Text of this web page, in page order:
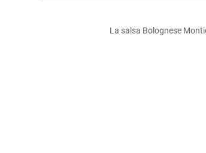
La salsa Bolognese